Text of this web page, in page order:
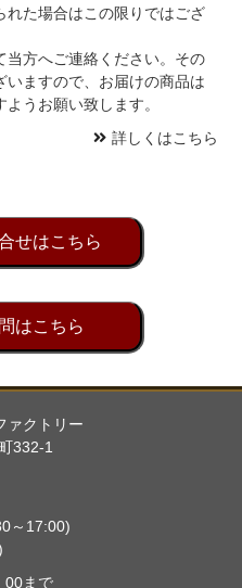
れた場合はこの限りではござ
当方へご連絡ください。その
ますので、お届けの商品は
うお願い致します。
詳しくはこちら
せはこちら
はこちら
クトリー
332-1
～17:00)
まで